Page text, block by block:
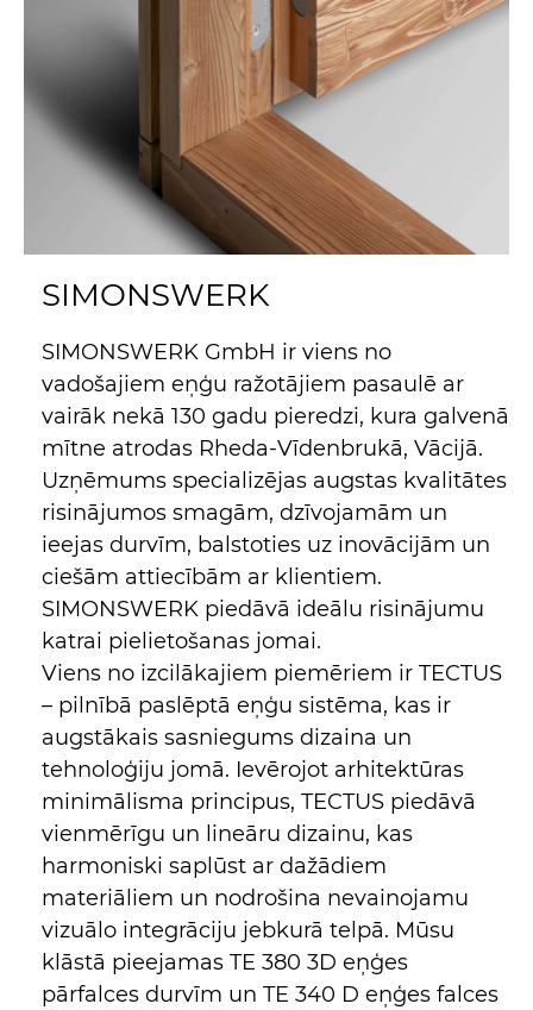
SIMONSWERK
SIMONSWERK GmbH ir viens no
vadošajiem eņģu ražotājiem pasaulē ar
vairāk nekā 130 gadu pieredzi, kura galvenā
mītne atrodas Rheda-Vīdenbrukā, Vācijā.
Uzņēmums specializējas augstas kvalitātes
risinājumos smagām, dzīvojamām un
ieejas durvīm, balstoties uz inovācijām un
ciešām attiecībām ar klientiem.
SIMONSWERK piedāvā ideālu risinājumu
katrai pielietošanas jomai.
Viens no izcilākajiem piemēriem ir TECTUS
– pilnībā paslēptā eņģu sistēma, kas ir
augstākais sasniegums dizaina un
tehnoloģiju jomā. Ievērojot arhitektūras
minimālisma principus, TECTUS piedāvā
vienmērīgu un lineāru dizainu, kas
harmoniski saplūst ar dažādiem
materiāliem un nodrošina nevainojamu
vizuālo integrāciju jebkurā telpā. Mūsu
klāstā pieejamas TE 380 3D eņģes
pārfalces durvīm un TE 340 D eņģes falces